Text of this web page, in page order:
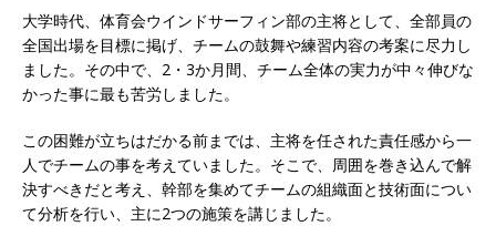
参加者は書類選考・一次面接免除 】 M&A総研の
グループ企業 ｜ 日本トップレベルの企業へ幅広
いコンサルを行う ｜ スタートアップの成長性×
500万スタート ｜ 土日祝休み ｜ 東京勤務 ｜ ク
オンツ・コンサルティング
体育会積極採用企
大学時代、体育会ウインドサーフィン部の主将として、全部員の
全国出場を目標に掲げ、チームの鼓舞や練習内容の考案に尽力し
ました。その中で、2・3か月間、チーム全体の実力が中々伸びな
かった事に最も苦労しました。
この困難が立ちはだかる前までは、主将を任された責任感から一
人でチームの事を考えていました。そこで、周囲を巻き込んで解
決すべきだと考え、幹部を集めてチームの組織面と技術面につい
て分析を行い、主に2つの施策を講じました。